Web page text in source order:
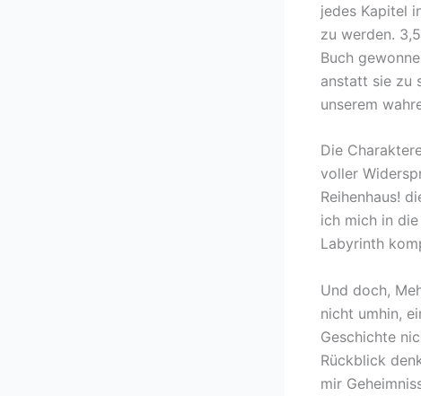
jedes Kapitel
zu werden.
Buch
anstatt sie zu
unserem
Die
voller
Reihenhaus!
ich mich in
Labyrinth
Und doch,
nicht umhin,
Geschichte
Rückblick
mir